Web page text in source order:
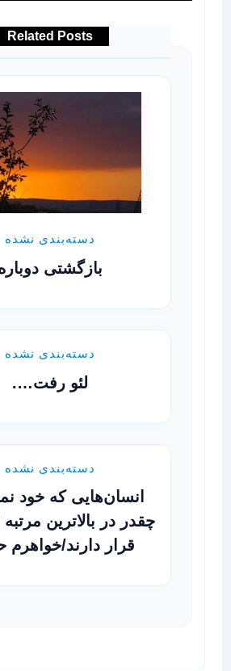
Related Posts
دسته‌بندی نشده
بازگشتی
دسته‌بندی نشده
لئو رفت….
دسته‌بندی نشده
انسان‌هایی که خود
چقدر در بالاترین
قرار دارند/خواهرم